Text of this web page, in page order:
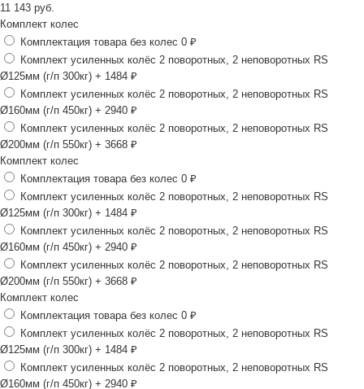
11 143 руб.
Комплект колес
Комплектация товара без колес 0 ₽
Комплект усиленных колёс 2 поворотных, 2 неповоротных RS
Ø125мм (г/п 300кг) + 1484 ₽
Комплект усиленных колёс 2 поворотных, 2 неповоротных RS
Ø160мм (г/п 450кг) + 2940 ₽
Комплект усиленных колёс 2 поворотных, 2 неповоротных RS
Ø200мм (г/п 550кг) + 3668 ₽
Комплект колес
Комплектация товара без колес 0 ₽
Комплект усиленных колёс 2 поворотных, 2 неповоротных RS
Ø125мм (г/п 300кг) + 1484 ₽
Комплект усиленных колёс 2 поворотных, 2 неповоротных RS
Ø160мм (г/п 450кг) + 2940 ₽
Комплект усиленных колёс 2 поворотных, 2 неповоротных RS
Ø200мм (г/п 550кг) + 3668 ₽
Комплект колес
Комплектация товара без колес 0 ₽
Комплект усиленных колёс 2 поворотных, 2 неповоротных RS
Ø125мм (г/п 300кг) + 1484 ₽
Комплект усиленных колёс 2 поворотных, 2 неповоротных RS
Ø160мм (г/п 450кг) + 2940 ₽